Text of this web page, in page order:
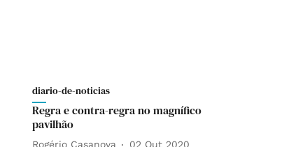
diario-de-noticias
Regra e contra-regra no magnífico
pavilhão
Rogério Casanova 02 Out 2020